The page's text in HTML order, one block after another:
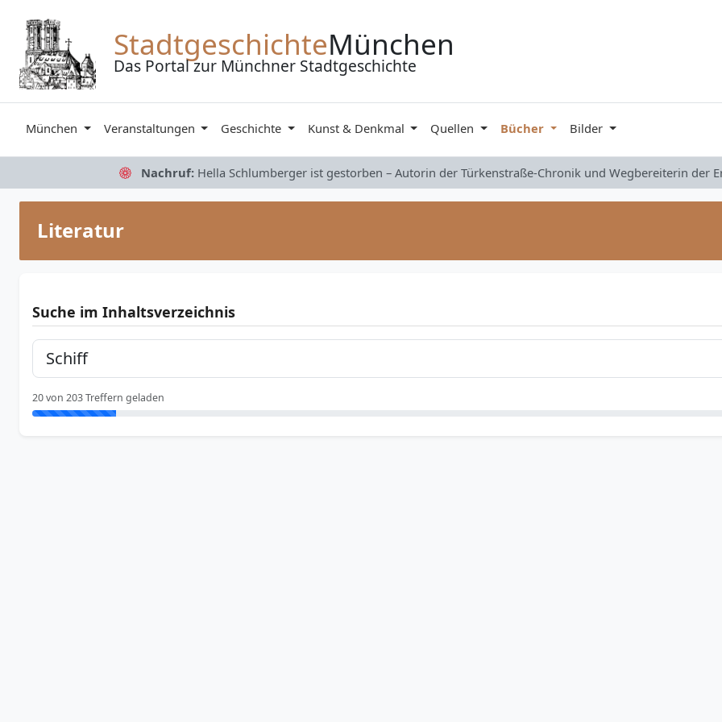
StadtgeschichteMünchen
Das Portal zur Münchner Stadtgeschichte
München Veranstaltungen Geschichte Kunst & Denkmal Quellen Bücher Bilder
Nachruf: Hella Schlumberger ist gestorben – Autorin der Türkenstraße-Chronik und Wegbereiterin der
Literatur
Suche im Inhaltsverzeichnis
20 von 203 Treffern geladen